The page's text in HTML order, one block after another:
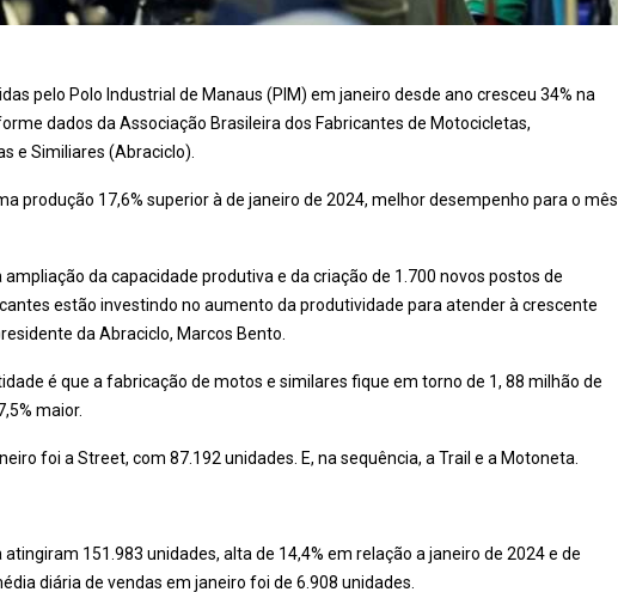
pelo Polo Industrial de Manaus (PIM) em janeiro desde ano cresceu 34% na
dados da Associação Brasileira dos Fabricantes de Motocicletas,
e Similiares (Abraciclo).
produção 17,6% superior à de janeiro de 2024, melhor desempenho para o mês
da capacidade produtiva e da criação de 1.700 novos postos de
estão investindo no aumento da produtividade para atender à crescente
da Abraciclo, Marcos Bento.
é que a fabricação de motos e similares fique em torno de 1, 88 milhão de
maior.
foi a Street, com 87.192 unidades. E, na sequência, a Trail e a Motoneta.
151.983 unidades, alta de 14,4% em relação a janeiro de 2024 e de
diária de vendas em janeiro foi de 6.908 unidades.